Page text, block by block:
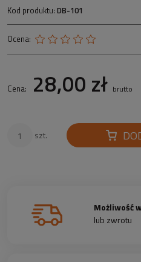
Kod produktu: DB-101
Ocena:
Cena: 28,00 zł brutto
szt.
Możliwość
lub zwrotu